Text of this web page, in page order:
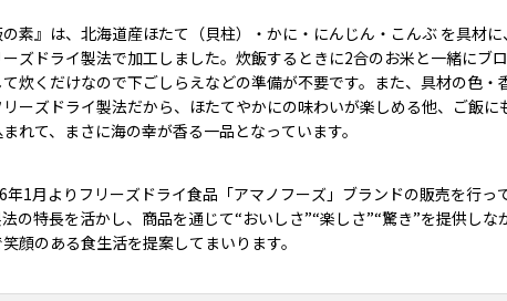
は、北海道産ほたて（貝柱）・かに・にんじん・こんぶ を具材に、昆
ズドライ製法で加工しました。炊飯するときに2合のお米と一緒にブ
炊くだけなので下ごしらえなどの準備が不要です。また、具材の色・
ーズドライ製法だから、ほたてやかにの味わいが楽しめる他、ご飯に
れて、まさに海の幸が香る一品となっています。
1月よりフリーズドライ食品「アマノフーズ」ブランドの販売を行っ
の特長を活かし、商品を通じて“おいしさ”“楽しさ”“驚き”を提供しな
顔のある食生活を提案してまいります。